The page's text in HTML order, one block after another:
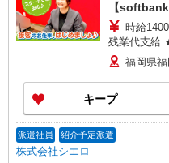
【softbank
時給
残業代支給
+゜・。○。
万円支給(規定有) お友達を紹介頂くと
ィブ支給(規定有) ★月2回払い・週
有）★ ゜・
福岡県
キープ
派遣社員 紹介予定派遣
株式会社シエロ